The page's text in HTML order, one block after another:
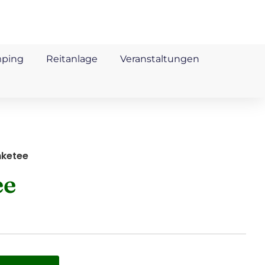
Reitanlage Veranstaltungen